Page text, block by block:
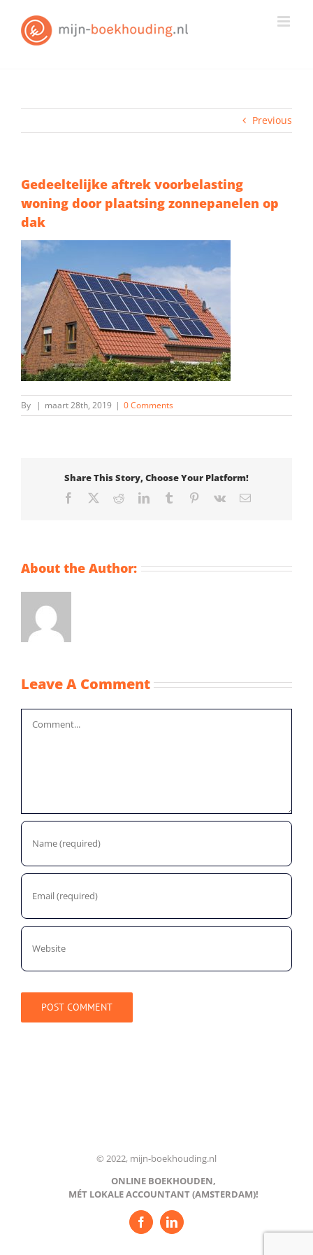
content
Previous
Gedeeltelijke aftrek voorbelasting
woning door plaatsing zonnepanelen op
dak
By | maart 28th, 2019 | 0 Comments
Share This Story, Choose Your Platform!
Facebook RedditLinkedInTumblr Pinterest
Vk Email
About the Author:
Leave A Comment
© 2022, mijn-boekhouding.nl
ONLINE BOEKHOUDEN,
MÉT LOKALE ACCOUNTANT (AMSTERDAM)!